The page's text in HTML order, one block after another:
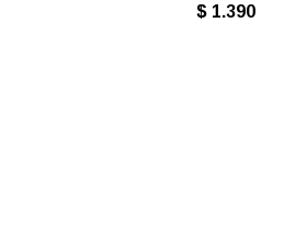
$ 1.390